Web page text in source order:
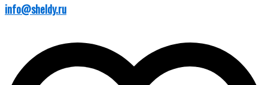
info@sheldy.ru